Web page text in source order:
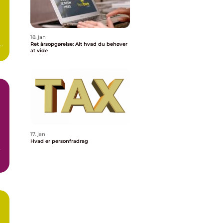
18. jan
Ret årsopgørelse: Alt hvad du behøver
at vide
17. jan
Hvad er personfradrag